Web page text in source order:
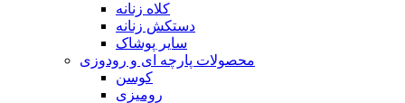
کلاه زنانه
دستکش زنانه
سایر پوشاک
محصولات پارچه ای و رودوزی
کوسن
رومیزی